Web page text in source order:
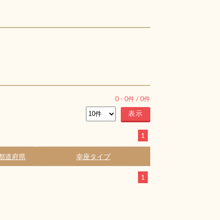
0 - 0件 /0件
1
道府県 幸座タイプ
1